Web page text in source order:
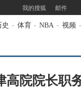
我的搜狐 邮件
史 - 体育 - NBA - 视频 -
高院院长职